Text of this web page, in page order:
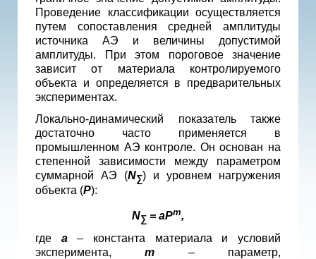
Проведение классификации осуществляется
путем сопоставления средней амплитуды
источника АЭ и величины допустимой
амплитуды. При этом пороговое значение
зависит от материала контролируемого
объекта и определяется в предварительных
экспериментах.
Локально-динамический показатель также
достаточно часто применяется в
промышленном АЭ контроле. Он основан на
степенной зависимости между параметром
суммарной АЭ (N∑) и уровнем нагружения
объекта (P):
N∑ = aPm,
где a– константа материала и условий
эксперимента,m – параметр,